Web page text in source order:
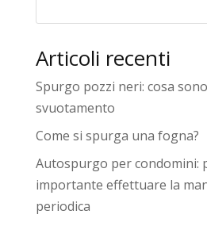
Articoli recenti
Spurgo pozzi neri: cosa
svuotamento
Come si spurga una fogna?
Autospurgo per condomini:
importante effettuare la
periodica